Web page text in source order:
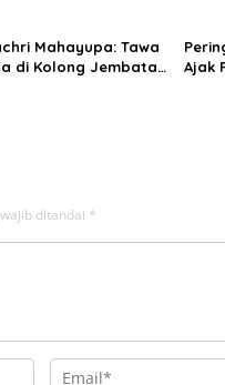
Mahayupa: Tawa
di Kolong Jembatan
Ajak
ditandai *